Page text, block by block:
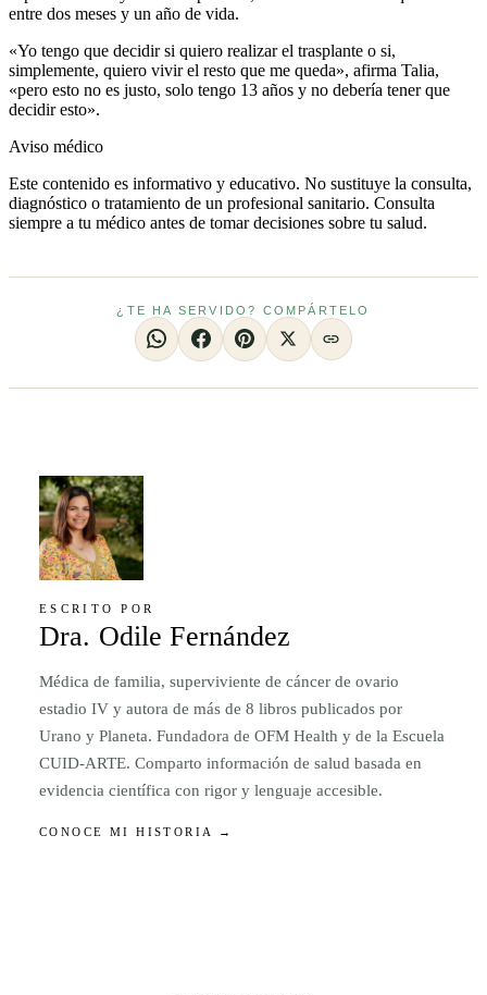
entre dos meses y un año de vida.
«Yo tengo que decidir si quiero realizar el trasplante o si,
simplemente, quiero vivir el resto que me queda», afirma Talia,
«pero esto no es justo, solo tengo 13 años y no debería tener que
decidir esto».
Aviso médico
Este contenido es informativo y educativo. No sustituye la consulta,
diagnóstico o tratamiento de un profesional sanitario. Consulta
siempre a tu médico antes de tomar decisiones sobre tu salud.
¿TE HA SERVIDO? COMPÁRTELO
ESCRITO POR
Dra. Odile Fernández
Médica de familia, superviviente de cáncer de ovario
estadio IV y autora de más de 8 libros publicados por
Urano y Planeta. Fundadora de OFM Health y de la Escuela
CUID-ARTE. Comparto información de salud basada en
evidencia científica con rigor y lenguaje accesible.
CONOCE MI HISTORIA →